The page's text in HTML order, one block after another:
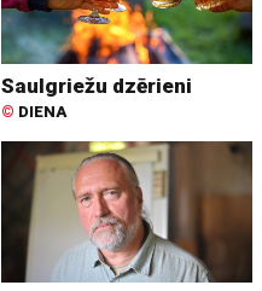
Saulgriežu dzērieni
© DIENA